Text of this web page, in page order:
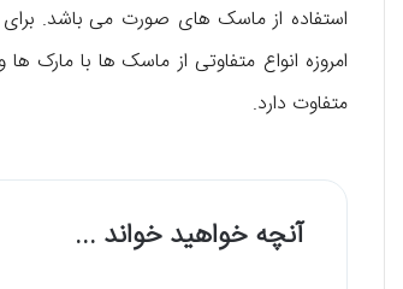
استفاده از ماسک های صورت می باشد.
امروزه انواع متفاوتی از ماسک ها با مارک
متفاوت دارد.
آنچه خواهید خواند ...